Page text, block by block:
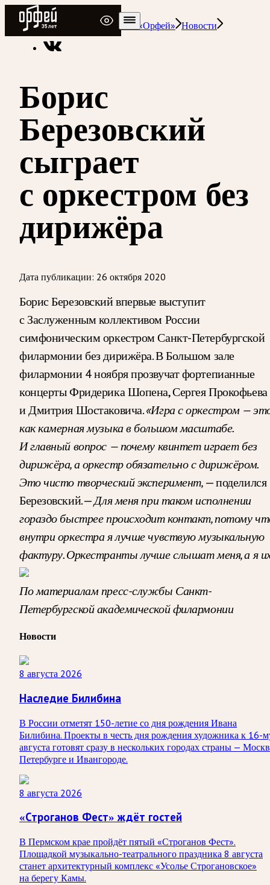
Радио Орфей
Радио классической музыки «Орфей» Новости
Борис
Березовский
сыграет
с оркестром без
дирижёра
Дата публикации: 26 октября 2020
Борис Березовский впервые выступит
с Заслуженным коллективом России
симфоническим оркестром Санкт-Петербургской
филармонии без дирижёра. В Большом зале
филармонии 4 ноября прозвучат фортепианные
концерты Фридерика Шопена, Сергея Прокофьева
и Дмитрия Шостаковича.«Игра с оркестром —
как камерная музыка в большом масштабе.
И главный вопрос — почему квинтет играет без
дирижёра, а оркестр обязательно с дирижёром.
Это чисто творческий эксперимент,— поделился
Березовский. —Для меня при таком исполнении
гораздо быстрее происходит контакт, потому
внутри оркестра я лучше чувствую музыкальную
фактуру. Оркестранты лучше слышат меня, а я
По материалам пресс-службы Санкт-
Петербургской академической филармонии
Новости
8 августа 2026
Наследие Билибина
В России отметят 150-летие со дня рождения Ивана
Билибина. Проекты в честь дня рождения художника к 16-
августа готовят сразу в нескольких городах страны —
Петербурге и Ивангороде.
8 августа 2026
«Строганов Фест» ждёт гостей
В Пермском крае пройдёт пятый «Строганов Фест».
Площадкой музыкально-театрального праздника 8 августа
станет архитектурный комплекс «Усолье Строгановское»
на берегу Камы.